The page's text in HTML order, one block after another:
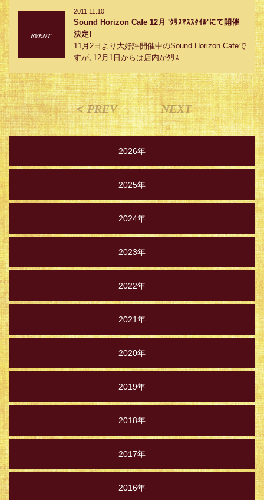
2011.11.10
Sound Horizon Cafe 12月 'ｸﾘｽﾏｽｽﾀｲﾙ'にて開催
決定!
11月2日より大好評開催中のSound Horizon Cafeで
すが､12月1日からは店内がｸﾘｽ...
＜ PREV NEXT
2026年
2025年
2024年
2023年
2022年
2021年
2020年
2019年
2018年
2017年
2016年